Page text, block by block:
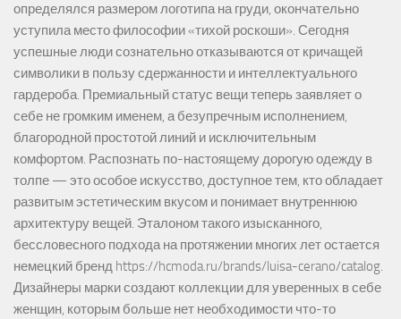
определялся размером логотипа на груди, окончательно
уступила место философии «тихой роскоши». Сегодня
успешные люди сознательно отказываются от кричащей
символики в пользу сдержанности и интеллектуального
гардероба. Премиальный статус вещи теперь заявляет о
себе не громким именем, а безупречным исполнением,
благородной простотой линий и исключительным
комфортом. Распознать по-настоящему дорогую одежду в
толпе — это особое искусство, доступное тем, кто обладает
развитым эстетическим вкусом и понимает внутреннюю
архитектуру вещей. Эталоном такого изысканного,
бессловесного подхода на протяжении многих лет остается
немецкий бренд https://hcmoda.ru/brands/luisa-cerano/catalog.
Дизайнеры марки создают коллекции для уверенных в себе
женщин, которым больше нет необходимости что-то